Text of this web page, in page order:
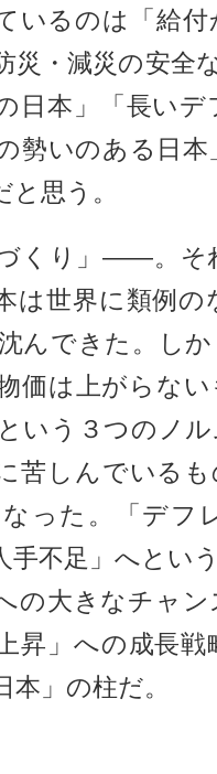
いるのは「給
災・減災の安全
日本」「長い
勢いのある日
思う。
づくり」――。そ
は世界に類例
んできた。し
価は上がらな
いう３つのノ
苦しんでいる
った。「デフ
手不足」へとい
の大きなチャ
昇」への成長
」の柱だ。